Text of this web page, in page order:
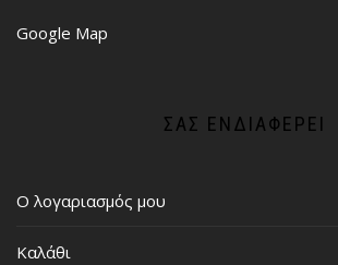
Google Map
ΣΑΣ ΕΝΔΙΑΦΈΡΕΙ
Ο λογαριασμός μου
Καλάθι